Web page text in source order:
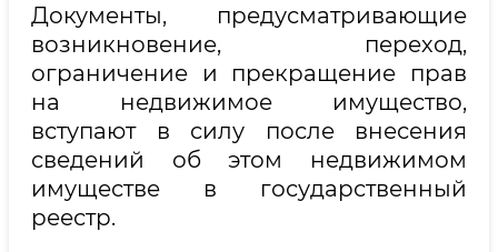
Документы, предусматривающие
возникновение, переход,
ограничение и прекращение прав
на недвижимое имущество,
вступают в силу после внесения
сведений об этом недвижимом
имуществе в государственный
реестр.